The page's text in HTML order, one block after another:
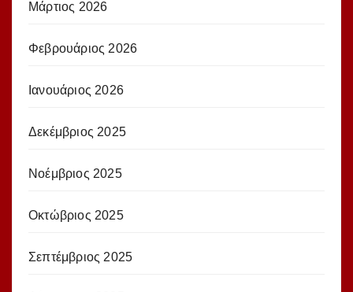
Μάρτιος 2026
Φεβρουάριος 2026
Ιανουάριος 2026
Δεκέμβριος 2025
Νοέμβριος 2025
Οκτώβριος 2025
Σεπτέμβριος 2025